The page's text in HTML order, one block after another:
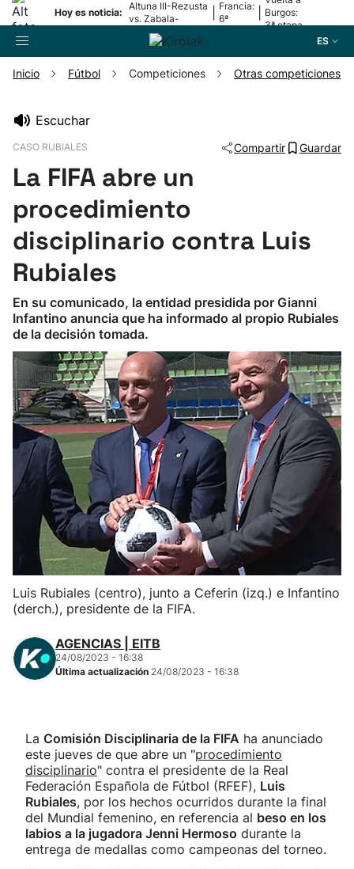
Hoy es noticia:
Altuna III-Rezusta
vs. Zabala-
Zabaleta
Francia:
6ª
Burgos:
3ª etapa
ES
Pelota
Remo
Ciclismo
Herri-kirolak
Balonmano
Kirolak 360
Atletismo
Carreras de montaña
Más deportes
"Helmuga"
Inicio Fútbol Competiciones Otras competiciones
Escuchar
CASO RUBIALES Compartir Guardar
La FIFA abre un
procedimiento
disciplinario contra Luis
Rubiales
En su comunicado, la entidad presidida por Gianni
Infantino anuncia que ha informado al propio Rubiales
de la decisión tomada.
Luis Rubiales (centro), junto a Ceferin (izq.) e Infantino
(derch.), presidente de la FIFA.
AGENCIAS | EITB
24/08/2023 - 16:38
Última actualización 24/08/2023 - 16:38
La Comisión Disciplinaria de la FIFA ha anunciado
este jueves de que abre un "procedimiento
disciplinario" contra el presidente de la Real
Federación Española de Fútbol (RFEF), Luis
Rubiales, por los hechos ocurridos durante la final
del Mundial femenino, en referencia al beso en los
labios a la jugadora Jenni Hermoso durante la
entrega de medallas como campeonas del torneo.